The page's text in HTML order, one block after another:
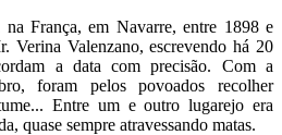
na França, em Navarre, entre 1898 e
Verina Valenzano, escrevendo há 20
a data com precisão. Com a
foram pelos povoados recolher
Entre um e outro lugarejo era
quase sempre atravessando matas.